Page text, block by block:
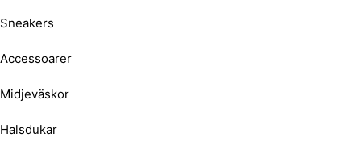
Sneakers
Accessoarer
Midjeväskor
Halsdukar